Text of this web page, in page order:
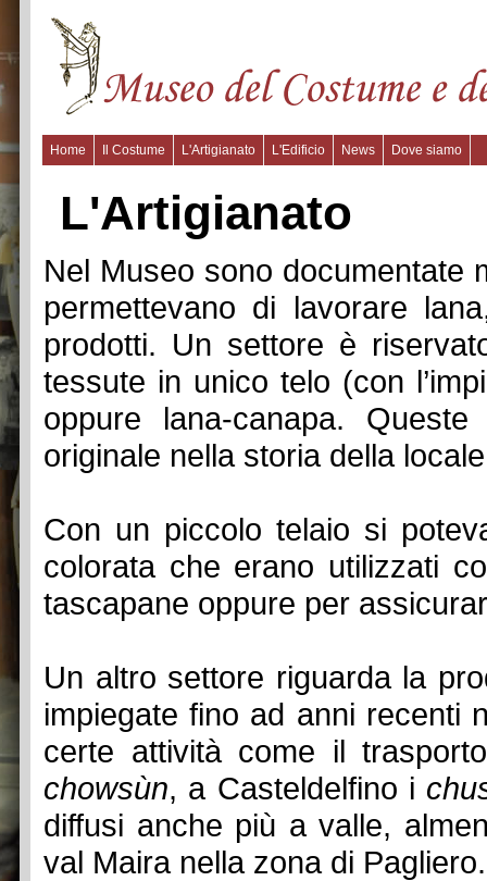
Home Il Costume L'Artigianato L'Edificio News Dove siamo
L'Artigianato
Nel Museo sono documentate
permettevano di lavorare
prodotti. Un settore è
tessute in unico telo (con
oppure lana-canapa.
originale nella storia della
Con un piccolo telaio si
colorata che erano utilizzati
tascapane oppure per
Un altro settore riguarda la
impiegate fino ad anni recenti
certe attività come il
chowsùn, a Casteldelfino i
diffusi anche più a valle,
val Maira nella zona di Pagliero.